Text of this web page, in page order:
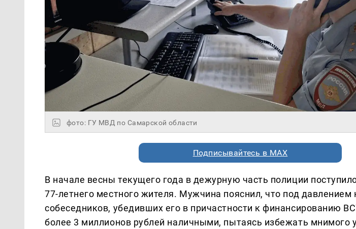
фото: ГУ МВД по Самарской области
Подписывайтесь в MAX
В начале весны текущего года в дежурную часть полиции
77-летнего местного жителя. Мужчина пояснил, что под давлением
собеседников, убедивших его в причастности к финансированию
более 3 миллионов рублей наличными, пытаясь избежать мнимого